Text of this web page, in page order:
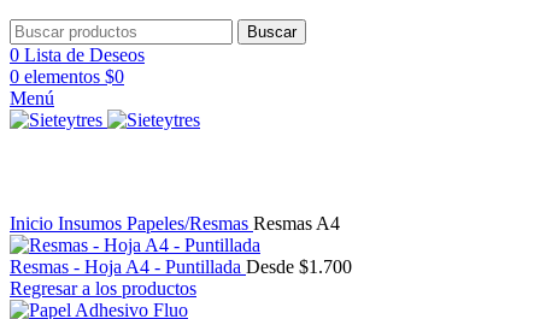
Buscar
0 Lista de Deseos
0 elementos $0
Menú
Inicio Insumos Papeles/Resmas Resmas A4
Resmas - Hoja A4 - Puntillada Desde $1.700
Regresar a los productos